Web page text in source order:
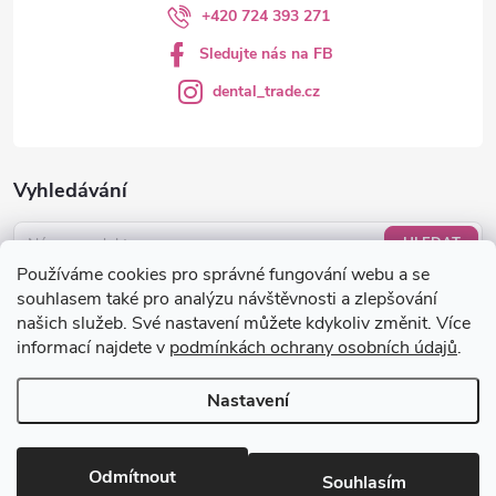
Používáme cookies pro správné fungování webu a se
souhlasem také pro analýzu návštěvnosti a zlepšování
našich služeb. Své nastavení můžete kdykoliv změnit. Více
informací najdete v podmínkách ochrany osobních údajů.
Nastavení
Odmítnout Souhlasím
Vyhledávání
HLEDAT
Nákupní košík
0KS /0 KČ
+420 724 393 271
Sledujte nás na FB
dental_trade.cz
Copyright 2026dental-trade.cz. Všechna práva vyhrazena.Upravit
nastavení cookies